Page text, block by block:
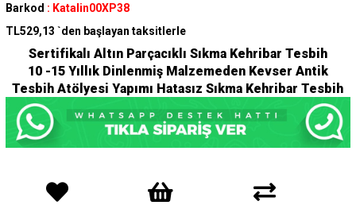
Barkod : Katalin00XP38
TL529,13 `den başlayan taksitlerle
Sertifikalı Altın Parçacıklı Sıkma Kehribar Tesbih
10 -15 Yıllık Dinlenmiş Malzemeden Kevser Antik
Tesbih Atölyesi Yapımı Hatasız Sıkma Kehribar Tesbih